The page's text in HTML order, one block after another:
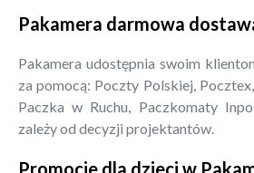
Pakamera darmowa
Pakamera udostępnia swoim
za pomocą: Poczty Polskiej,
Paczka w Ruchu, Paczkomaty
zależy od decyzji projektantów.
Promocje dla dzieci w